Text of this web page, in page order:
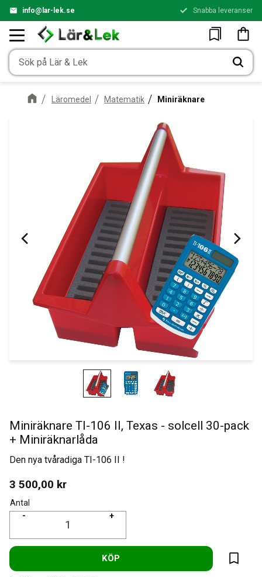
info@lar-lek.se Snabba leveranser
Favoriter
Läromedel Matematik Miniräknare
Miniräknare TI-106 II, Texas - solcell 30-pack
+ Miniräknarlåda
Den nya tvåradiga TI-106 II !
3 500,00 kr
Antal
+
-
KÖP
Lägg